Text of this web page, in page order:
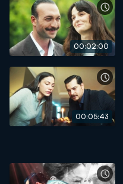
00:02:00
00:05:43